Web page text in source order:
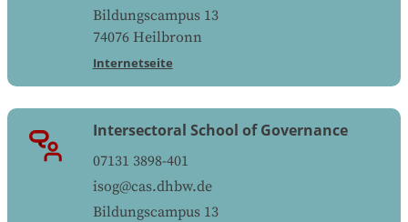
Bildungscampus 13
74076 Heilbronn
Internetseite
Intersectoral School of Governance
07131 3898-401
isog@cas.dhbw.de
Bildungscampus 13